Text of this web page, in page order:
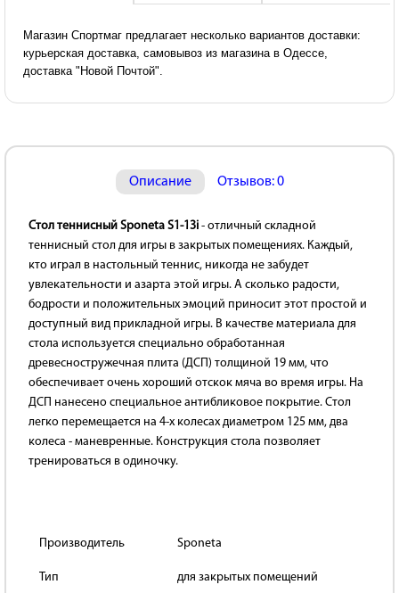
Магазин Спортмаг предлагает несколько вариантов доставки:
курьерская доставка, самовывоз из магазина в Одессе,
доставка "Новой Почтой".
Описание Отзывов: 0
Стол теннисный Sponeta S1-13i - отличный складной
теннисный стол для игры в закрытых помещениях. Каждый,
кто играл в настольный теннис, никогда не забудет
увлекательности и азарта этой игры. А сколько радости,
бодрости и положительных эмоций приносит этот простой и
доступный вид прикладной игры. В качестве материала для
стола используется специально обработанная
древесностружечная плита (ДСП) толщиной 19 мм, что
обеспечивает очень хороший отскок мяча во время игры. На
ДСП нанесено специальное антибликовое покрытие. Стол
легко перемещается на 4-х колесах диаметром 125 мм, два
колеса - маневренные. Конструкция стола позволяет
тренироваться в одиночку.
Производитель Sponeta
Тип для закрытых помещений